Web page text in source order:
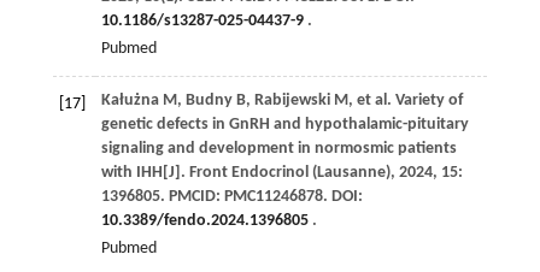
10.1186/s13287-025-04437-9.
Pubmed
[17] Kałużna M, Budny B, Rabijewski M, et al . Variety of
genetic defects in GnRH and hypothalamic-pituitary
signaling and development in normosmic patients
with IHH[J]. Front Endocrinol (Lausanne), 2024, 15:
1396805. PMCID: PMC11246878. DOI:
10.3389/fendo.2024.1396805.
Pubmed